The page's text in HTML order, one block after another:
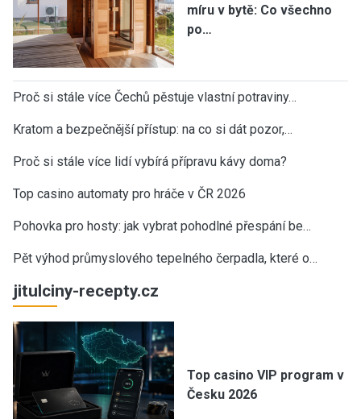
míru v bytě: Co všechno
po…
Proč si stále více Čechů pěstuje vlastní potraviny…
Kratom a bezpečnější přístup: na co si dát pozor,…
Proč si stále více lidí vybírá přípravu kávy doma?
Top casino automaty pro hráče v ČR 2026
Pohovka pro hosty: jak vybrat pohodlné přespání be…
Pět výhod průmyslového tepelného čerpadla, které o…
jitulciny-recepty.cz
Top casino VIP program v
Česku 2026